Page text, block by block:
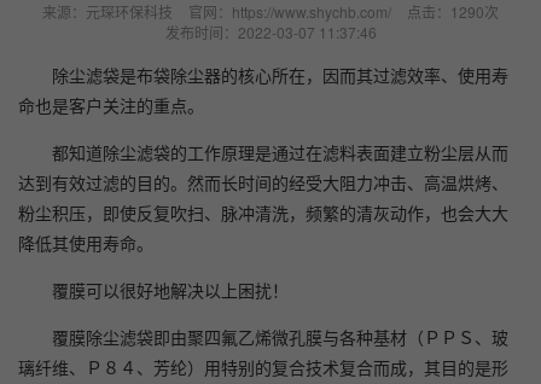
来源：元琛环保科技 官网：https://www.shychb.com/
点击：1290次
发布时间：2022-03-07 11:37:46
除尘滤袋是布袋除尘器的核心所在，因而其过滤效率、使用寿
命也是客户关注的重点。
都知道除尘滤袋的工作原理是通过在滤料表面建立粉尘层从而
达到有效过滤的目的。然而长时间的经受大阻力冲击、高温烘烤、
粉尘积压，即使反复吹扫、脉冲清洗，频繁的清灰动作，也会大大
降低其使用寿命。
覆膜可以很好地解决以上困扰！
覆膜除尘滤袋即由聚四氟乙烯微孔膜与各种基材（ＰＰＳ、玻
璃纤维、Ｐ８４、芳纶）用特别的复合技术复合而成，其目的是形